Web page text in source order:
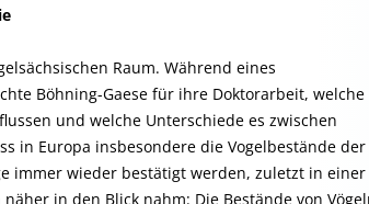
Raum. Während eines
Böhning-Gaese für ihre Doktorarbeit, welche
und welche Unterschiede es zwischen
in Europa insbesondere die Vogelbestände der
immer wieder bestätigt werden, zuletzt in einer
in den Blick nahm: Die Bestände von